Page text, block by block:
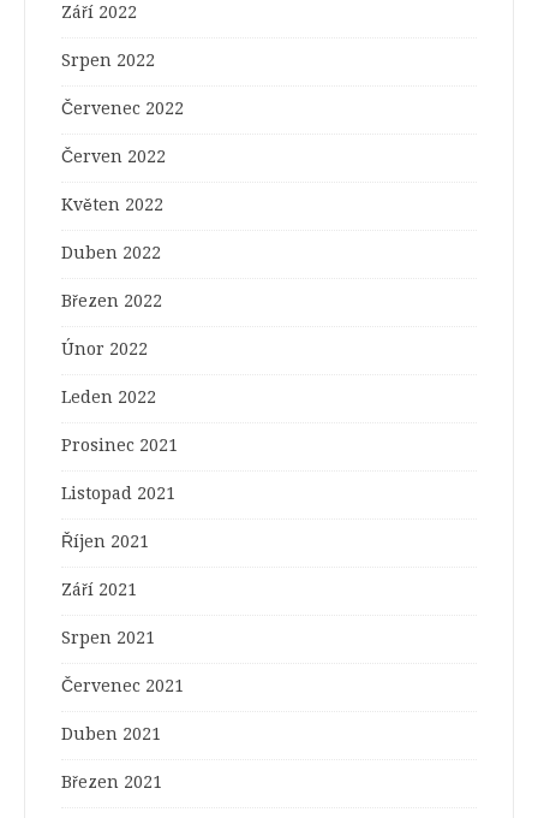
Září 2022
Srpen 2022
Červenec 2022
Červen 2022
Květen 2022
Duben 2022
Březen 2022
Únor 2022
Leden 2022
Prosinec 2021
Listopad 2021
Říjen 2021
Září 2021
Srpen 2021
Červenec 2021
Duben 2021
Březen 2021